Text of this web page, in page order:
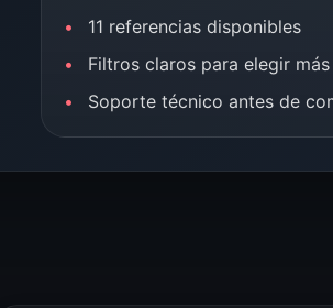
11 referencias disponibles
Filtros claros para elegir
Soporte técnico antes de